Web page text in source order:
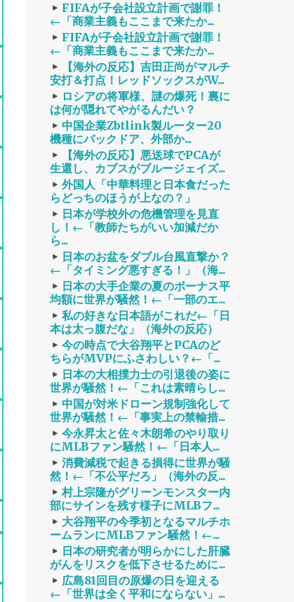
FIFAが子会社設立計画で謝罪！
←「商業主義もここまで来たか...
FIFAが子会社設立計画で謝罪！
←「商業主義もここまで来たか...
【海外の反応】吉田正尚がマルチ
安打＆打点！レッドソックスがW...
ロシアの将軍様、謎の爆死！裏に
は何が隠れてやがるんだい？
中国企業Zbtlink製ルーター20
機種にバックドア、外部か...
【海外の反応】悪送球でPCAが
生還し、カブスがブルージェイズ...
外国人「中華料理と日本食だった
らどっちのほうが上なの？」
日本が学校外の危機管理を見直
し！←「教師たちがいい加減だか
ら...
日本のお盆をダブル台風直撃か？
←「タイミング悪すぎる！」（海...
日本の大手企業の夏のボーナス平
均額に世界が騒然！←「一部のエ...
私の好きな日本語がこれだ←「日
本は太っ腹だな」（海外の反応）
今の時点で大谷翔平とPCAのど
ちらがMVPにふさわしい？←「...
日本の大相撲力士の引退後の姿に
世界が騒然！←「これは素晴らし...
中国が対米ドローン規制強化して
世界が騒然！←「事実上の禁輸措...
今永昇太と佐々木朗希のやり取り
にMLBファン騒然！←「日本人...
消費減税で起きる損得に世界が騒
然！←「不公平だろ」（海外の反...
村上宗隆がグリーンモンスター内
部にサインを残す様子にMLBフ...
大谷翔平の今季初となるマルチホ
ームランにMLBファン騒然！←...
日本の研究者が明らかにした肝臓
がんをリスクを低下させるために...
広島81回目の原爆の日を迎える
←「世界は全く平和にならない」...